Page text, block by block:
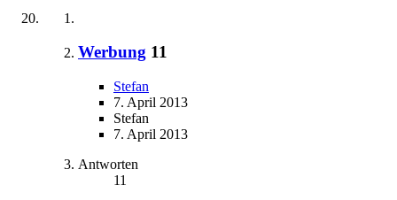
Werbung 11
Stefan
7. April 2013
Stefan
7. April 2013
Antworten
11